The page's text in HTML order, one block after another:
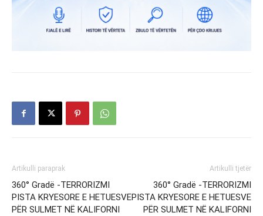
Artikulli paraprak
360° Gradë -TERRORIZMI
PISTA KRYESORE E HETUESVE
PËR SULMET NË KALIFORNI
Artikulli tjetër
360° Gradë -TERRORIZMI
PISTA KRYESORE E HETUESVE
PËR SULMET NË KALIFORNI